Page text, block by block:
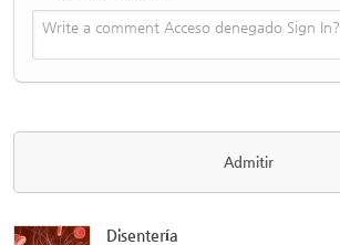
Write a comment Acceso denegado Sign In?
Disentería